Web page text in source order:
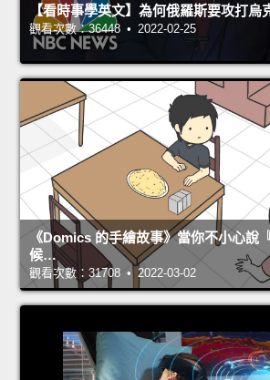
【看時事學英文】為何俄羅斯要攻打烏
觀看次數：36448 • 2022-02-25
《Domics 的手繪故事》當你不小心說
候…
觀看次數：31708 • 2022-03-02